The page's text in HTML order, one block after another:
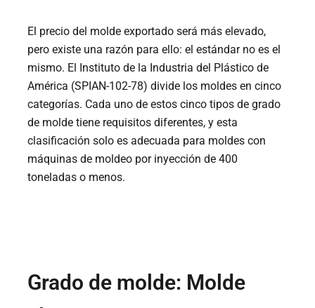
El precio del molde exportado será más elevado,
pero existe una razón para ello: el estándar no es el
mismo. El Instituto de la Industria del Plástico de
América (SPIAN-102-78) divide los moldes en cinco
categorías. Cada uno de estos cinco tipos de grado
de molde tiene requisitos diferentes, y esta
clasificación solo es adecuada para moldes con
máquinas de moldeo por inyección de 400
toneladas o menos.
Grado de molde: Molde